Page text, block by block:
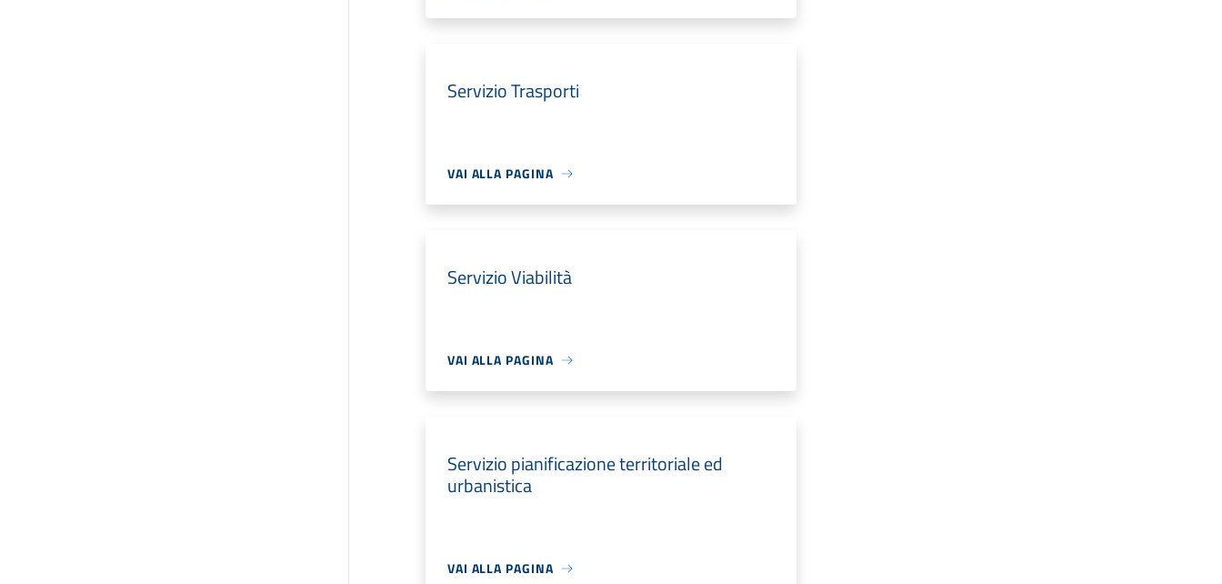
Servizio Trasporti
VAI ALLA PAGINA
Servizio Viabilità
VAI ALLA PAGINA
Servizio pianificazione territoriale ed
urbanistica
VAI ALLA PAGINA